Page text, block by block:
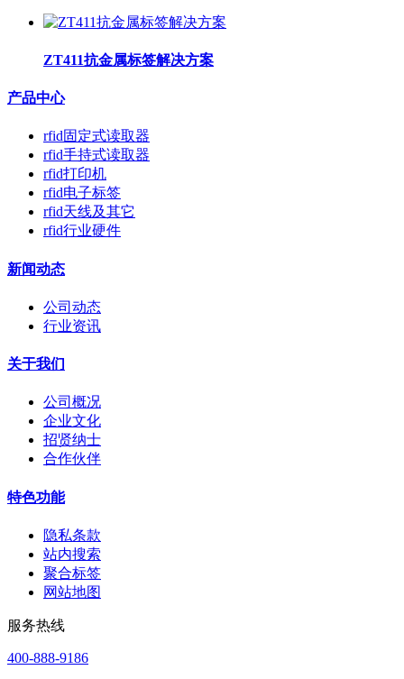
ZT411抗金属标签解决方案
产品中心
rfid固定式读取器
rfid手持式读取器
rfid打印机
rfid电子标签
rfid天线及其它
rfid行业硬件
新闻动态
公司动态
行业资讯
关于我们
公司概况
企业文化
招贤纳士
合作伙伴
特色功能
隐私条款
站内搜索
聚合标签
网站地图
服务热线
400-888-9186